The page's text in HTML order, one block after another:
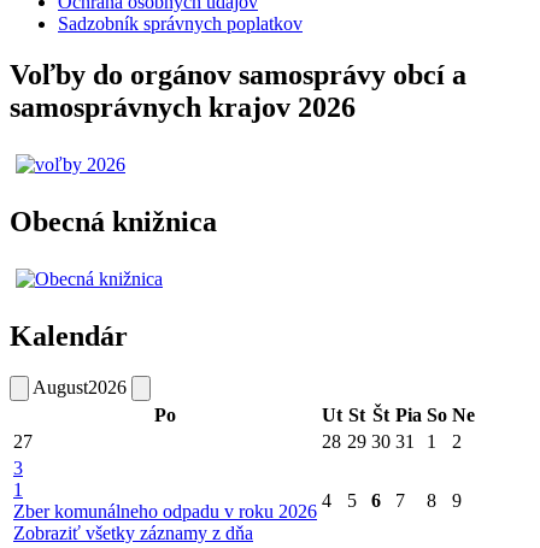
Sadzobník správnych poplatkov
Voľby do orgánov samosprávy obcí a
samosprávnych krajov 2026
Obecná knižnica
Kalendár
August2026
Po
Ut St Št Pia So Ne
27
28 29 30 31 1
2
3
1
Zber komunálneho odpadu v roku 2026
Zobraziť všetky záznamy z dňa
4 5 6 7 8 9